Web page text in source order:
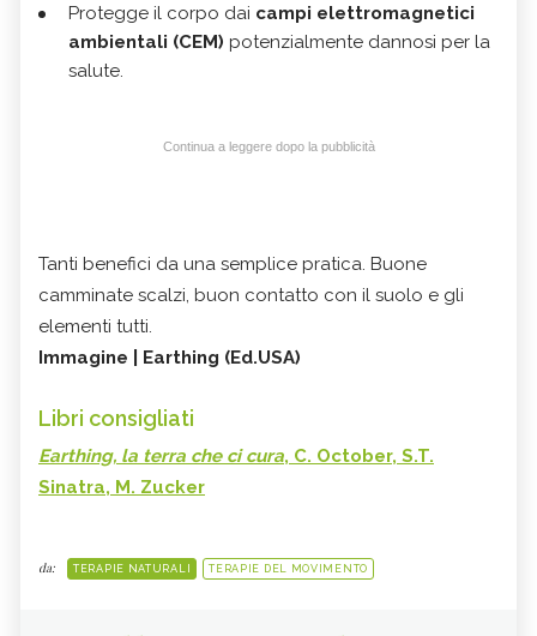
Protegge il corpo dai campi elettromagnetici
ambientali (CEM) potenzialmente dannosi per la
salute.
Continua a leggere dopo la pubblicità
Tanti benefici da una semplice pratica. Buone
camminate scalzi, buon contatto con il suolo e gli
elementi tutti.
Immagine | Earthing (Ed.USA)
Libri consigliati
Earthing, la terra che ci cura, C. October, S.T.
Sinatra, M. Zucker
da: TERAPIE NATURALI TERAPIE DEL MOVIMENTO